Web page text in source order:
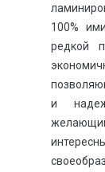
100%
редкой
и